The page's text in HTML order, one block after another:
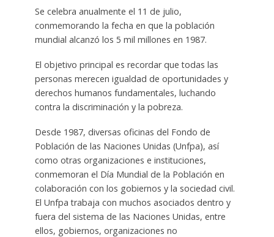
Se celebra anualmente el 11 de julio,
conmemorando la fecha en que la población
mundial alcanzó los 5 mil millones en 1987.
El objetivo principal es recordar que todas las
personas merecen igualdad de oportunidades y
derechos humanos fundamentales, luchando
contra la discriminación y la pobreza.
Desde 1987, diversas oficinas del Fondo de
Población de las Naciones Unidas (Unfpa), así
como otras organizaciones e instituciones,
conmemoran el Día Mundial de la Población en
colaboración con los gobiernos y la sociedad civil.
El Unfpa trabaja con muchos asociados dentro y
fuera del sistema de las Naciones Unidas, entre
ellos, gobiernos, organizaciones no